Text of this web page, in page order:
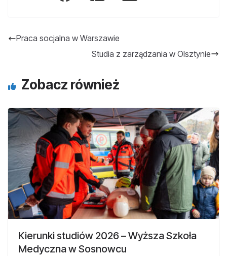
Praca socjalna w Warszawie
Studia z zarządzania w Olsztynie
Zobacz również
Kierunki studiów 2026 – Wyższa Szkoła
Medyczna w Sosnowcu